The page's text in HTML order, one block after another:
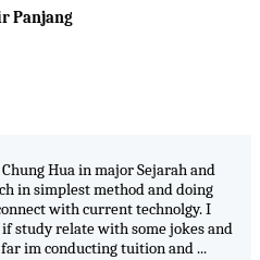
Panjang
Hua in major Sejarah and
in simplest method and doing
with current technolgy. I
study relate with some jokes and
im conducting tuition and ...